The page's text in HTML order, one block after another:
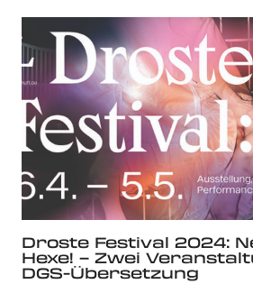
Droste Festival 2024:
Hexe! – Zwei
DGS-Übersetzung